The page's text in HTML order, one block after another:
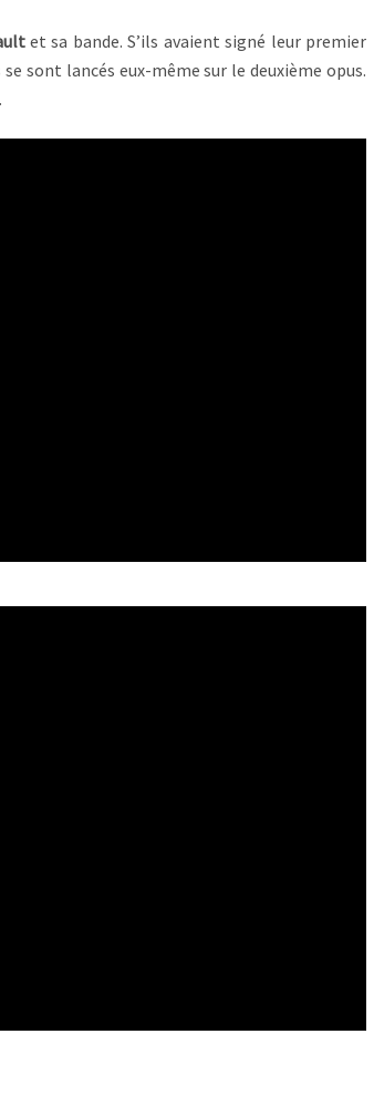
et sa bande. S’ils avaient signé leur premier
se sont lancés eux-même sur le deuxième opus.